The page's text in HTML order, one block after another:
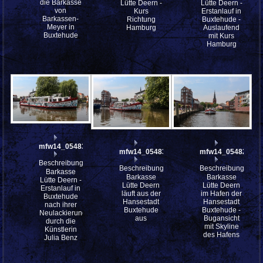
die Barkasse
von
Barkassen-
Meyer in
Buxtehude
Lütte Deern -
Kurs
Richtung
Hamburg
Lütte Deern -
Erstanlauf in
Buxtehude -
Auslaufend
mit Kurs
Hamburg
mfw14_054835st
Beschreibung:
Barkasse
Lütte Deern -
Erstanlauf in
Buxtehude
nach ihrer
Neulackierung
durch die
Künstlerin
Julia Benz
mfw14_054833
Beschreibung:
Barkasse
Lütte Deern
läuft aus der
Hansestadt
Buxtehude
aus
mfw14_054828
Beschreibung:
Barkasse
Lütte Deern
im Hafen der
Hansestadt
Buxtehude -
Bugansicht
mit Skyline
des Hafens